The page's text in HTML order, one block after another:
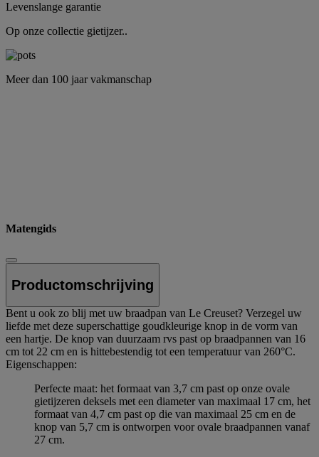
Levenslange garantie
Op onze collectie gietijzer..
Meer dan 100 jaar vakmanschap
Matengids
Productomschrijving
Bent u ook zo blij met uw braadpan van Le Creuset? Verzegel uw
liefde met deze superschattige goudkleurige knop in de vorm van
een hartje. De knop van duurzaam rvs past op braadpannen van 16
cm tot 22 cm en is hittebestendig tot een temperatuur van 260°C.
Eigenschappen:
Perfecte maat: het formaat van 3,7 cm past op onze ovale
gietijzeren deksels met een diameter van maximaal 17 cm, het
formaat van 4,7 cm past op die van maximaal 25 cm en de
knop van 5,7 cm is ontworpen voor ovale braadpannen vanaf
27 cm.